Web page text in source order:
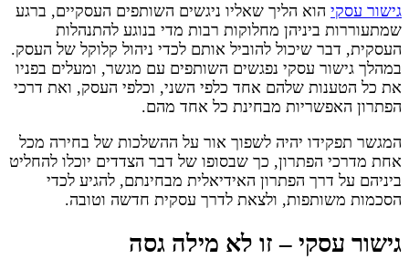
גישור עסקי הוא הליך שאליו ניגשים השותפים העסקיים, ברגע
שמתעוררות ביניהן מחלוקות רבות מדי בנוגע להתנהלות
העסקית, דבר שיכול להוביל אותם לכדי ניהול קלוקל של העסק.
במהלך גישור עסקי נפגשים השותפים עם מגשר, ומעלים בפניו
את כל הטענות שלהם אחד כלפי השני, וכלפי העסק, ואת דרכי
הפתרון האפשריות מבחינת כל אחד מהם.
המגשר תפקידו יהיה לשפוך אור על ההשלכות של בחירה מכל
אחת מדרכי הפתרון, כך שבסופו של דבר הצדדים יוכלו להחליט
ביניהם על דרך הפתרון האידיאלית מבחינתם, להגיע לכדי
הסכמות משותפות, ולצאת לדרך עסקית חדשה וטובה.
גישור עסקי – זו לא מילה גסה